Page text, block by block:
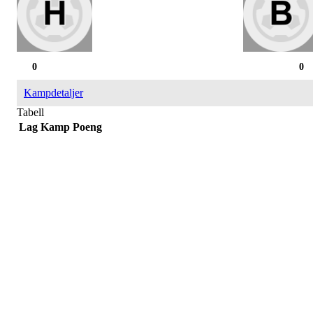
0
0
Kampdetaljer
Tabell
Lag Kamp Poeng